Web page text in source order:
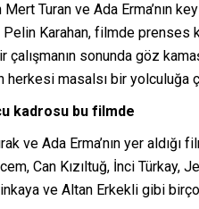
Turan ve Ada Erma’nın
Karahan, filmde prenses
sonunda göz
herkesi masalsı bir yolculuğa
kadrosu bu filmde
ve Ada Erma’nın yer aldığı
Can Kızıltuğ, İnci Türkay,
ve Altan Erkekli gibi